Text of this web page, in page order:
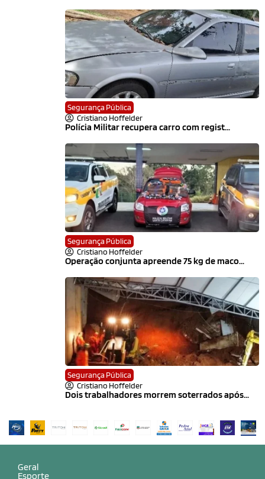
Segurança Pública
Cristiano Hoffelder
Polícia Militar recupera carro com regist...
Segurança Pública
Cristiano Hoffelder
Operação conjunta apreende 75 kg de maco...
Segurança Pública
Cristiano Hoffelder
Dois trabalhadores morrem soterrados após...
Geral
Esporte